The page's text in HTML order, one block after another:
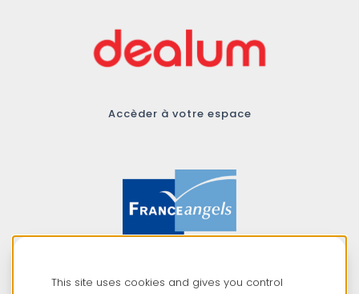
Accèder à votre espace
France Angels
This site uses cookies and gives you control